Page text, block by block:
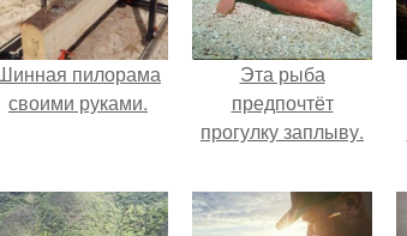
пилорама
своими руками.
Эта рыба
предпочтёт
прогулку заплыву.